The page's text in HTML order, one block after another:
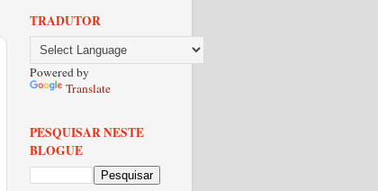
TRADUTOR
Powered by
Translate
PESQUISAR NESTE
BLOGUE